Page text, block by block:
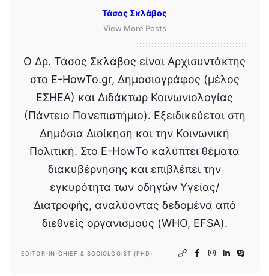
Τάσος Σκλάβος
View More Posts
Ο Δρ. Τάσος Σκλάβος είναι Αρχισυντάκτης
στο E-HowTo.gr, Δημοσιογράφος (μέλος
ΕΣΗΕΑ) και Διδάκτωρ Κοινωνιολογίας
(Πάντειο Πανεπιστήμιο). Εξειδικεύεται στη
Δημόσια Διοίκηση και την Κοινωνική
Πολιτική. Στο E-HowTo καλύπτει θέματα
διακυβέρνησης και επιβλέπει την
εγκυρότητα των οδηγών Υγείας/
Διατροφής, αναλύοντας δεδομένα από
διεθνείς οργανισμούς (WHO, EFSA).
EDITOR-IN-CHIEF & SOCIOLOGIST (PHD)